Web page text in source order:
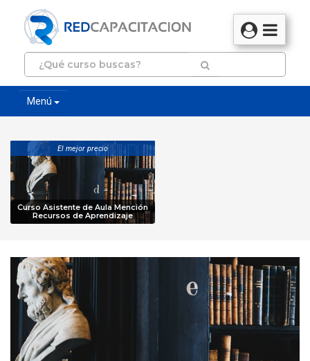
Menú
El mejor precio
Curso Asistente de Aula Mención
Recursos de Aprendizaje